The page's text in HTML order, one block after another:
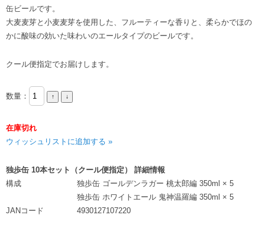
缶ビールです。
大麦麦芽と小麦麦芽を使用した、フルーティーな香りと、柔らかでほの
かに酸味の効いた味わいのエールタイプのビールです。
クール便指定でお届けします。
数量：
在庫切れ
ウィッシュリストに追加する »
独歩缶 10本セット（クール便指定） 詳細情報
構成
独歩缶 ゴールデンラガー 桃太郎編 350ml × 5
独歩缶 ホワイトエール 鬼神温羅編 350ml × 5
JANコード
4930127107220